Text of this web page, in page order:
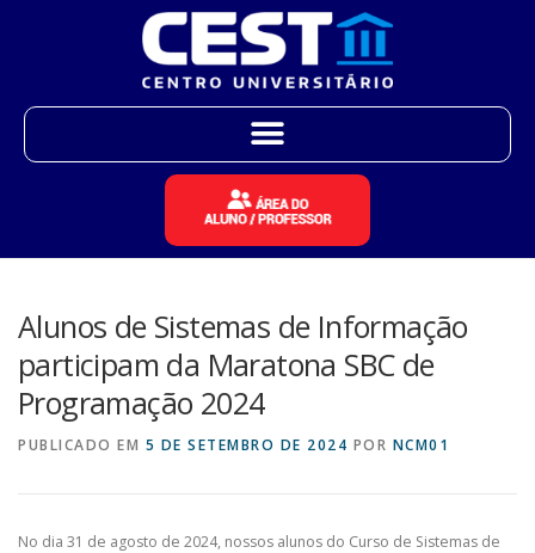
Alunos de Sistemas de Informação
participam da Maratona SBC de
Programação 2024
PUBLICADO EM 5 DE SETEMBRO DE 2024 POR NCM01
No dia 31 de agosto de 2024, nossos alunos do Curso de Sistemas de